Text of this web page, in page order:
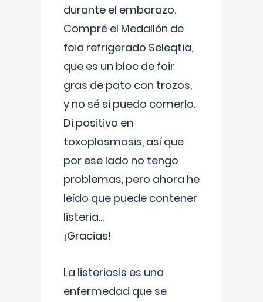
durante el embarazo.
Compré el Medallón de
foia refrigerado Seleqtia,
que es un bloc de foir
gras de pato con trozos,
y no sé si puedo comerlo.
Di positivo en
toxoplasmosis, así que
por ese lado no tengo
problemas, pero ahora he
leído que puede contener
listeria...
¡Gracias!
La listeriosis es una
enfermedad que se